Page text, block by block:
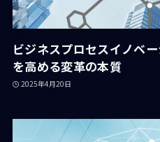
ビジネスプロセスイノベ
を高める変革の本質
2025年4月20日